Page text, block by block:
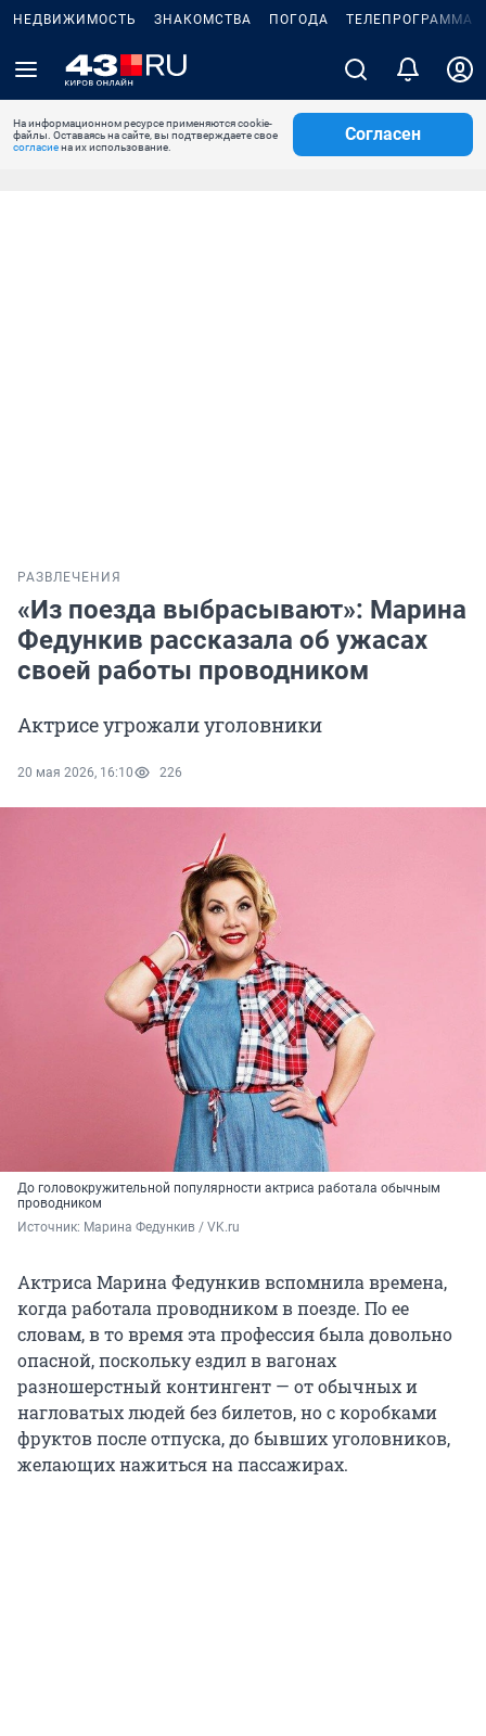
НЕДВИЖИМОСТЬ ЗНАКОМСТВА ПОГОДА ТЕЛЕПРОГРАММА
На информационном ресурсе применяются cookie-
файлы. Оставаясь на сайте, вы подтверждаете свое
согласиена их использование.
Согласен
РАЗВЛЕЧЕНИЯ
«Из поезда выбрасывают»: Марина
Федункив рассказала об ужасах
своей работы проводником
Актрисе угрожали уголовники
20 мая 2026, 16:10 226
До головокружительной популярности актриса работала обычным
проводником
Источник: Марина Федункив / VK.ru
Актриса Марина Федункив вспомнила времена,
когда работала проводником в поезде. По ее
словам, в то время эта профессия была довольно
опасной, поскольку ездил в вагонах
разношерстный контингент — от обычных и
нагловатых людей без билетов, но с коробками
фруктов после отпуска, до бывших уголовников,
желающих нажиться на пассажирах.